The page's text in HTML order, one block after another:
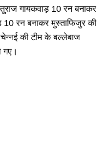
गायकवाड़ 10 रन बनाकर
रन बनाकर मुस्ताफिजुर की
की टीम के बल्लेबाज
गए।